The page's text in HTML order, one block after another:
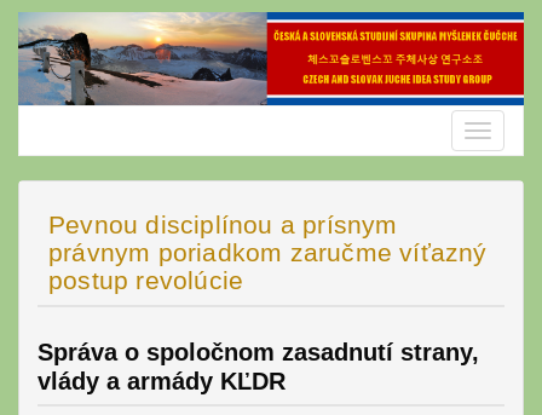
Skip
content
Toggle
Pevnou disciplínou a prísnym
právnym poriadkom zaručme víťazný
postup revolúcie
Správa o spoločnom zasadnutí strany,
vlády a armády KĽDR